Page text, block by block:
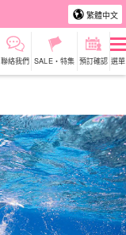
繁體中文
聯絡我們 SALE・特集 預訂確認 選單